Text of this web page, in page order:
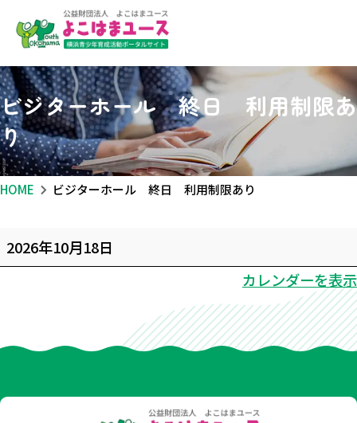
ビジターホール 終日 利用制限あ
り
HOME ビジターホール 終日 利用制限あり
ビ
ジ
ル
日
2026年10月18日
カレンダーを表示